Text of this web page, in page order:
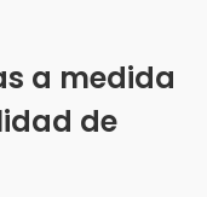
a medida
de